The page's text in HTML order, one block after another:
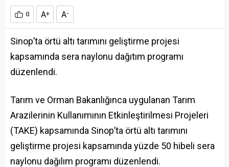
0 A+ A-
Sinop’ta örtü altı tarımını geliştirme projesi
kapsamında sera naylonu dağıtım programı
düzenlendi.
Tarım ve Orman Bakanlığınca uygulanan Tarım
Arazilerinin Kullanımının Etkinleştirilmesi Projeleri
(TAKE) kapsamında Sinop’ta örtü altı tarımını
geliştirme projesi kapsamında yüzde 50 hibeli sera
naylonu dağılım programı düzenlendi.